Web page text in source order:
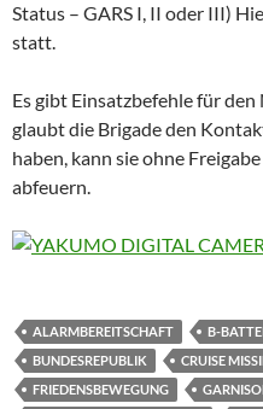
Status – GARS I, II oder III)
statt.
Es gibt Einsatzbefehle für
glaubt die Brigade den
haben, kann sie ohne
abfeuern.
ALARMBEREITSCHAFT B-
BUNDESREPUBLIK
CRUISE
FRIEDENSBEWEGUNG